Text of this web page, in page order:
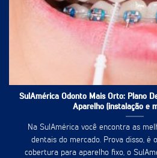
SulAmérica Odonto Mais Orto: Plano
Aparelho (instalação e
Na SulAmérica você encontra as
dentais do mercado. Prova disso, é
cobertura para aparelho fixo, o